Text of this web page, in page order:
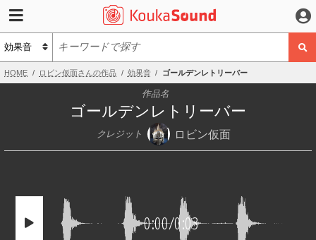
HOME ロビン仮面さんの作品 効果音 ゴールデンレトリーバー
作品名
ゴールデンレトリーバー
クレジット ロビン仮面
0:00/0:03